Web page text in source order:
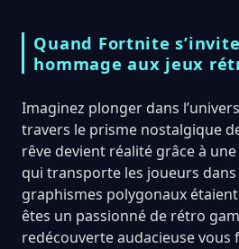
Quand Fortnite
hommage aux jeux
Imaginez plonger dans
travers le prisme nostalgique
rêve devient réalité grâce à
qui transporte les joueurs
graphismes polygonaux
êtes un passionné de rétro
redécouverte audacieuse vous